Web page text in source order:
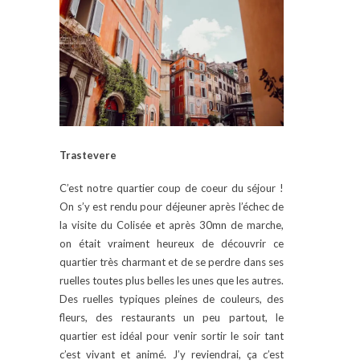
Trastevere
C’est notre quartier coup de coeur du séjour !
On s’y est rendu pour déjeuner après l’échec de
la visite du Colisée et après 30mn de marche,
on était vraiment heureux de découvrir ce
quartier très charmant et de se perdre dans ses
ruelles toutes plus belles les unes que les autres.
Des ruelles typiques pleines de couleurs, des
fleurs, des restaurants un peu partout, le
quartier est idéal pour venir sortir le soir tant
c’est vivant et animé. J’y reviendrai, ça c’est